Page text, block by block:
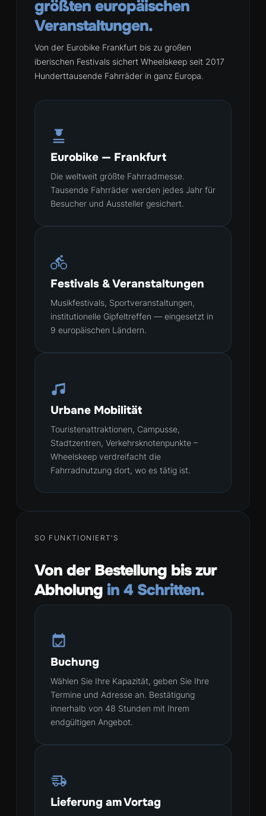
größten europäischen
Veranstaltungen.
Von der Eurobike Frankfurt bis zu großen
iberischen Festivals sichert Wheelskeep seit 2017
Hunderttausende Fahrräder in ganz Europa.
Eurobike — Frankfurt
Die weltweit größte Fahrradmesse.
Tausende Fahrräder werden jedes Jahr für
Besucher und Aussteller gesichert.
Festivals & Veranstaltungen
Musikfestivals, Sportveranstaltungen,
institutionelle Gipfeltreffen — eingesetzt in
9 europäischen Ländern.
Urbane Mobilität
Touristenattraktionen, Campusse,
Stadtzentren, Verkehrsknotenpunkte –
Wheelskeep verdreifacht die
Fahrradnutzung dort, wo es tätig ist.
SO FUNKTIONIERT’S
Von der Bestellung bis zur
Abholung in 4 Schritten.
Buchung
Wählen Sie Ihre Kapazität, geben Sie Ihre
Termine und Adresse an. Bestätigung
innerhalb von 48 Stunden mit Ihrem
endgültigen Angebot.
Lieferung am Vortag